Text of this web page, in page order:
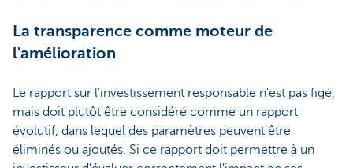
La transparence comme moteur de
l'amélioration
Le rapport sur l'investissement responsable n'est pas figé,
mais doit plutôt être considéré comme un rapport
évolutif, dans lequel des paramètres peuvent être
éliminés ou ajoutés. Si ce rapport doit permettre à un